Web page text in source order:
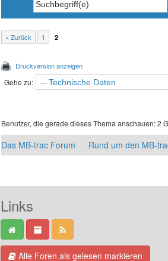
« Zurück 1 2
Druckversion anzeigen
Gehe zu:
Benutzer, die gerade dieses Thema anschauen: 2
Das MB-trac Forum Rund um den MB-
Links
Alle Foren als gelesen markieren